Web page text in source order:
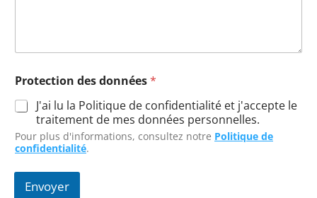
Protection des données*
J'ai lu la Politique de confidentialité et j'accepte le
traitement de mes données personnelles.
Pour plus d'informations, consultez notre Politique de
confidentialité.
Envoyer